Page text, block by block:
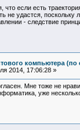
что если есть
не удастся,
- следствие
компьютера (по
2014, 17:06:28 »
Мне тоже не
уже